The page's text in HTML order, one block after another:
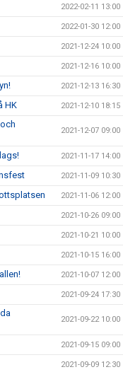
2022-02-11 13:00
2022-01-30 12:00
2021-12-24 10:00
2021-12-16 10:00
2021-12-13 16:30
HK 2021-12-10 18:15
2021-12-07 09:00
2021-11-17 14:00
2021-11-09 10:30
2021-11-06 12:00
2021-10-26 09:00
2021-10-21 10:00
2021-10-15 16:00
2021-10-07 12:00
2021-09-24 17:30
2021-09-22 10:00
2021-09-15 09:00
2021-09-09 12:30